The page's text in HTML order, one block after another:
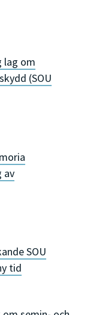
lag om
(SOU
av
SOU
tid